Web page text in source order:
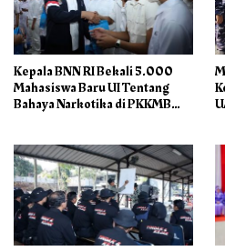
Kepala BNN RI Bekali 5.000
Mahasiswa Baru UI Tentang
Bahaya Narkotika di PKKMB